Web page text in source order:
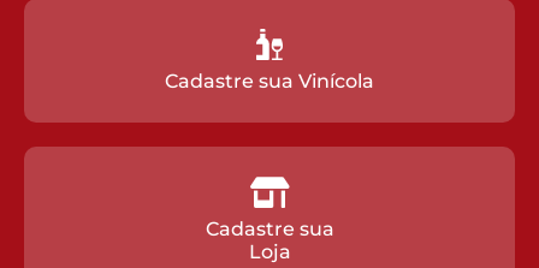
Cadastre sua Vinícola
Cadastre sua
Loja